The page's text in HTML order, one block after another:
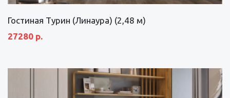
Гостиная Турин (Линаура) (2,48 м)
27280 р.